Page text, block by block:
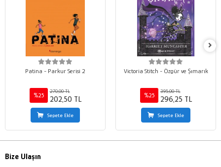
Patina - Parkur Serisi 2
%25
270,00 TL
202,50 TL
Sepete Ekle
Victoria Stitch - Özgür ve Şımarık
%25
395,00 TL
296,25 TL
Sepete Ekle
Bize Ulaşın